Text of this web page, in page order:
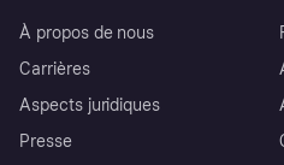
À propos de nous
Carrières
Aspects juridiques
Presse